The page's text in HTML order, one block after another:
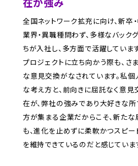
全国ネットワーク拡充に向け、新卒
業界・異職種問わず、多様なバック
ちが入社し、多方面で活躍していま
プロジェクトに立ち向かう際も、さ
な意見交換がなされています。私個
な考え方と、前向きに屈託なく意
在が、弊社の強みであり大好きな所
方が集まる企業だからこそ、新たな
も、進化を止めずに柔軟かつスピ
を維持できているのだと感じていま